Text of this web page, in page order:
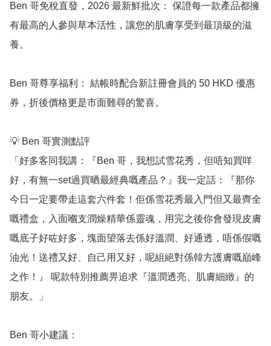
Ben 哥免稅直發，2026 最新鮮批次： 保證每一款產品都擁
有最高的人參與草本活性，讓您的肌膚享受到最頂級的滋
養。
Ben 哥尊享福利： 結帳時配合新註冊會員的 50 HKD 優惠
券，折後價格更是市面難尋的驚喜。
💡 Ben 哥實測點評
「好多客同我講：『Ben 哥，我想試雪花秀，但唔知買咩
好，有無一set過買晒最經典嘅產品？』我一定話：『那你
今日一定要帶走這套六件套！佢係雪花秀最入門但又最齊全
嘅禮盒，入面嗰支潤燥精華係靈魂，用完之後你會發現皮膚
嘅底子好咗好多，塊面望落去係好溫潤、好通透，唔係假嘅
油光！送禮又好、自己用又好，呢組絕對係韓方護膚嘅巔峰
之作！』 呢款特別推薦畀追求『溫潤透亮、肌膚細緻』的
朋友。」
Ben 哥小建議：